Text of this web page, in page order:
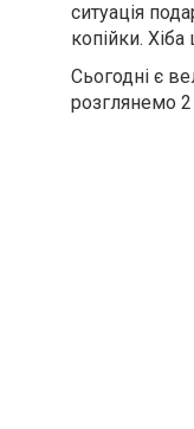
ситуація
копійки.
Сьогодні є
розглянемо 2